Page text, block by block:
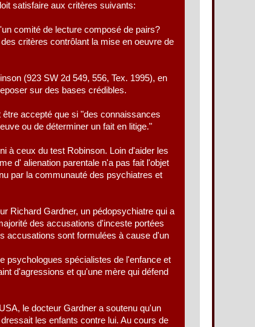
satisfaire aux critères suivants:
comité de lecture composé de pairs?
critères contrôlant la mise en oeuvre de
(923 SW 2d 549, 556, Tex. 1995), en
sur des bases crédibles.
accepté que si "des connaissances
ou de déterminer un fait en litige."
à ceux du test Robinson. Loin d'aider les
d' alienation parentale n'a pas fait l'objet
par la communauté des psychiatres et
Richard Gardner, un pédopsychiatre qui a
des accusations d'inceste portées
accusations sont formulées à cause d'un
psychologues spécialistes de l'enfance et
d'agressions et qu'une mère qui défend
le docteur Gardner a soutenu qu'un
les enfants contre lui. Au cours de